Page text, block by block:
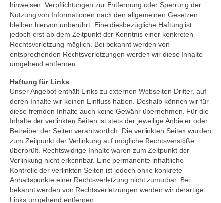
Protokolle
Kirchen
Johanneskirche Bad Tölz
Christuskirche Bad Heilbrunn
Geschichte
Karte der Ortsteile
Dekanat Bad Tölz
Evang. Erwachsenenbildung Oberland
Evang.-Luth. Kirche in Bayern
hinweisen. Verpflichtungen zur Entfernung oder Sperrung der
Nutzung von Informationen nach den allgemeinen Gesetzen
bleiben hiervon unberührt. Eine diesbezügliche Haftung ist
jedoch erst ab dem Zeitpunkt der Kenntnis einer konkreten
Rechtsverletzung möglich. Bei bekannt werden von
entsprechenden Rechtsverletzungen werden wir diese Inhalte
umgehend entfernen.
Haftung für Links
Unser Angebot enthält Links zu externen Webseiten Dritter, auf
deren Inhalte wir keinen Einfluss haben. Deshalb können wir für
diese fremden Inhalte auch keine Gewähr übernehmen. Für die
Inhalte der verlinkten Seiten ist stets der jeweilige Anbieter oder
Betreiber der Seiten verantwortlich. Die verlinkten Seiten wurden
zum Zeitpunkt der Verlinkung auf mögliche Rechtsverstöße
überprüft. Rechtswidrige Inhalte waren zum Zeitpunkt der
Verlinkung nicht erkennbar. Eine permanente inhaltliche
Kontrolle der verlinkten Seiten ist jedoch ohne konkrete
Anhaltspunkte einer Rechtsverletzung nicht zumutbar. Bei
bekannt werden von Rechtsverletzungen werden wir derartige
Links umgehend entfernen.